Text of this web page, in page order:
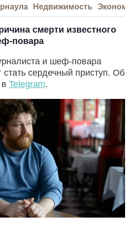
Недвижимость
смерти известного
повара
и шеф-повара
сердечный приступ. Об
Telegram.